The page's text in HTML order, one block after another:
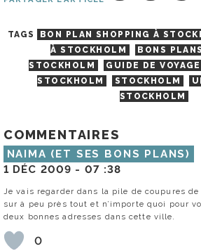
TAGS BON PLAN SHOPPING À
À STOCKHOLM
BONS
STOCKHOLM
GUIDE DE VOYAGE
STOCKHOLM
STOCKHOLM
STOCKHOLM
COMMENTAIRES
NAIMA (ET SES BONS PLANS)
1 DÉC 2009 - 07 :38
Je vais regarder dans la pile de coupures
sur à peu près tout et n’importe quoi pour
deux bonnes adresses dans cette ville.
0